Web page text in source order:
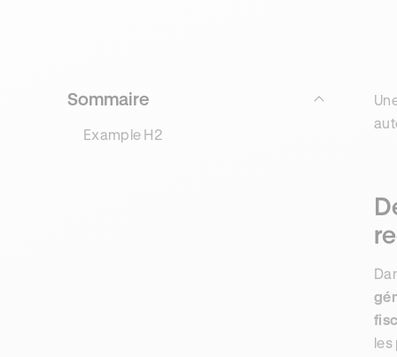
Sommaire
Example H2
les